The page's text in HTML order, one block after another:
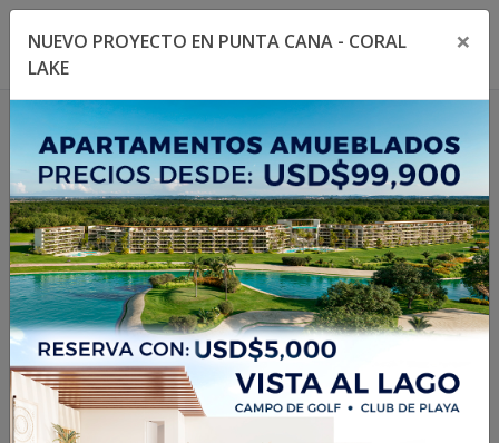
Toggle navigation menu
1/23
NUEVO PROYECTO EN PUNTA CANA - CORAL
LAKE
×